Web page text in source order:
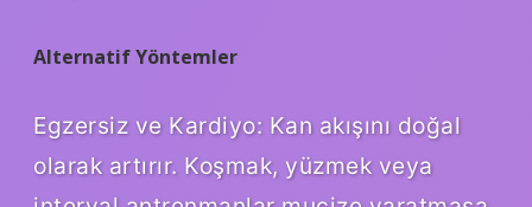
Alternatif Yöntemler
Egzersiz ve Kardiyo: Kan akışını doğal
olarak artırır. Koşmak, yüzmek veya